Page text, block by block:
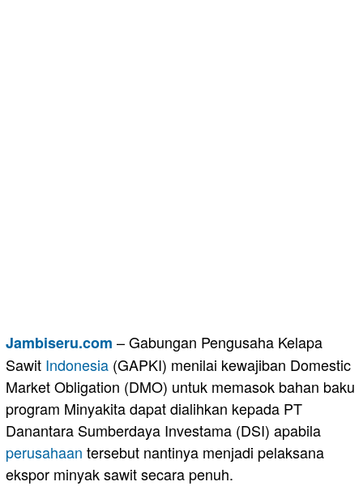
Jambiseru.com – Gabungan Pengusaha Kelapa
Sawit Indonesia (GAPKI) menilai kewajiban Domestic
Market Obligation (DMO) untuk memasok bahan baku
program Minyakita dapat dialihkan kepada PT
Danantara Sumberdaya Investama (DSI) apabila
perusahaan tersebut nantinya menjadi pelaksana
ekspor minyak sawit secara penuh.